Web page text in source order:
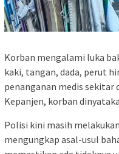
Korban mengalami luka
kaki, tangan, dada, perut
penanganan medis sekitar
Kepanjen, korban
Polisi kini masih
mengungkap asal-usul